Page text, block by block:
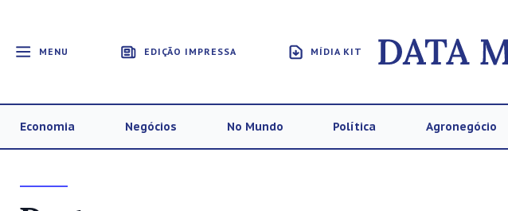
MENU EDIÇÃO IMPRESSA MÍDIA KIT
Economia Negócios No Mundo Política Agronegócio